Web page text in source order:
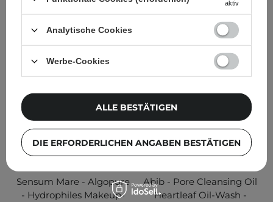
IN DEN WARENKORB
Sensum Mare - Algopure
- Hydrophiles Makeup-
Abib - Pore Cleansing Oil
Heartleaf Oil-Wash -
aktiv
Analytische Cookies
Werbe-Cookies
DIE ERFORDERLICHEN ANGABEN BESTÄTIGEN
ALLE BESTÄTIGEN